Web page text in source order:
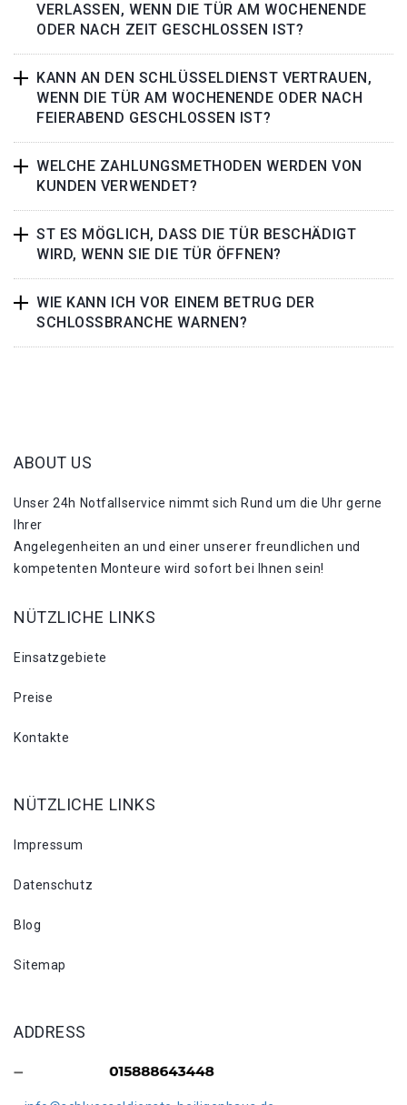
VERLASSEN, WENN DIE TÜR AM WOCHENENDE
ODER NACH ZEIT GESCHLOSSEN IST?
KANN AN DEN SCHLÜSSELDIENST VERTRAUEN,
WENN DIE TÜR AM WOCHENENDE ODER NACH
FEIERABEND GESCHLOSSEN IST?
WELCHE ZAHLUNGSMETHODEN WERDEN VON
KUNDEN VERWENDET?
ST ES MÖGLICH, DASS DIE TÜR BESCHÄDIGT
WIRD, WENN SIE DIE TÜR ÖFFNEN?
WIE KANN ICH VOR EINEM BETRUG DER
SCHLOSSBRANCHE WARNEN?
ABOUT US
Unser 24h Notfallservice nimmt sich Rund um die Uhr gerne
Ihrer
Angelegenheiten an und einer unserer freundlichen und
kompetenten Monteure wird sofort bei Ihnen sein!
NÜTZLICHE LINKS
Einsatzgebiete
Preise
Kontakte
NÜTZLICHE LINKS
Impressum
Datenschutz
Blog
Sitemap
ADDRESS